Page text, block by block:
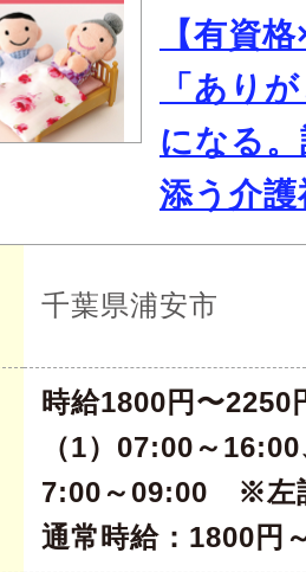
【有資
「あり
になる
添う介護
千葉県浦安市
時給1800円〜2250
（1）07:00～
7:00～09:00 ※左
通常時給：1800円